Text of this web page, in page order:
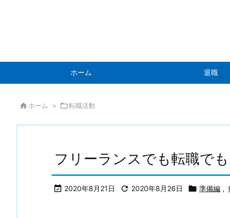
ホーム 退職
 ホーム > 転職活動
フリーランスでも転職で
 2020年8月21日  2020年8月26日  準備編 ,